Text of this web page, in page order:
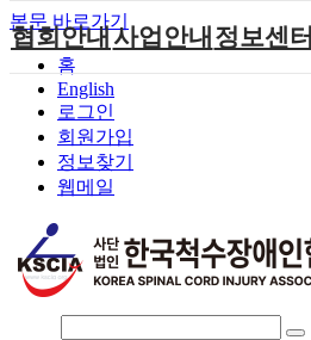
본문 바로가기
홈
English
로그인
회원가입
정보찾기
웹메일
협회안내
인사말
연혁
비전
조직도
척수장애란?
정관
찾아오시는길
사업안내
단체지원사업
척수장애인재
활지원센터
척수장애인직
척수재활연구
소
정보센터